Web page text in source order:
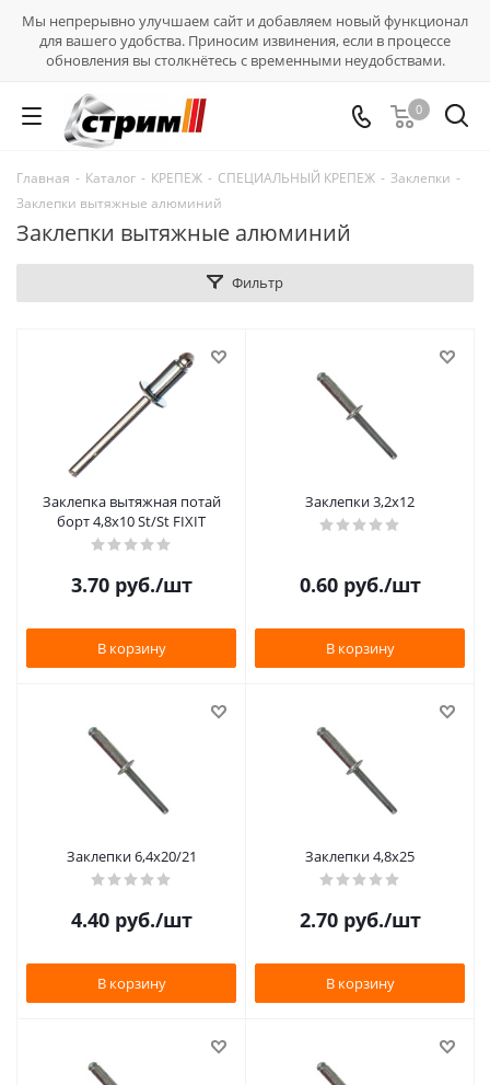
Мы непрерывно улучшаем сайт и добавляем новый функционал
для вашего удобства. Приносим извинения, если в процессе
обновления вы столкнётесь с временными неудобствами.
0
Главная - Каталог - КРЕПЕЖ - СПЕЦИАЛЬНЫЙ КРЕПЕЖ - Заклепки -
Заклепки вытяжные алюминий
Заклепки вытяжные алюминий
Фильтр
Заклепка вытяжная потай
борт 4,8х10 St/St FIXIT
3.70руб./шт
В корзину
Заклепки 3,2х12
0.60руб./шт
В корзину
Заклепки 6,4х20/21
4.40руб./шт
В корзину
Заклепки 4,8х25
2.70руб./шт
В корзину